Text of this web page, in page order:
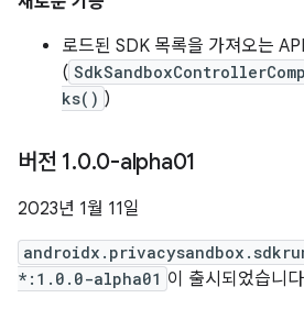
로드된 SDK 목록을 가져오는
(
ks() )
버전 1.0.0-alpha01
2023년 1월 11일
*:1.0.0-alpha01 이 출시되었습니